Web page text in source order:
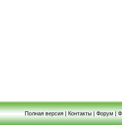
Полная версия|Контакты|Форум|